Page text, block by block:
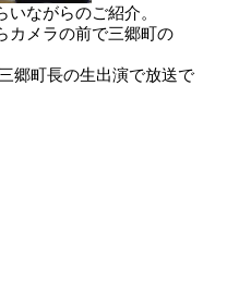
ながらのご紹介。
カメラの前で三郷町の
郷町長の生出演で放送で